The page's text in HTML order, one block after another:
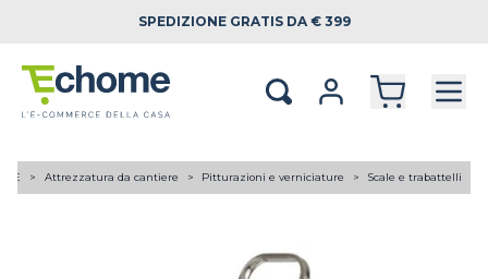
SPEDIZIONE GRATIS DA € 399
TE Attrezzatura da cantiere Pitturazioni e verniciature Scale e trabattelli